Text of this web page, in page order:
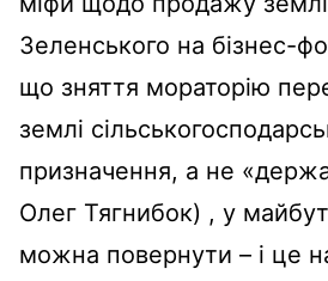
Зеленського на бізнес-
що зняття мораторію
землі
призначення, а не
Олег Тягнибок) , у
можна повернути – і це